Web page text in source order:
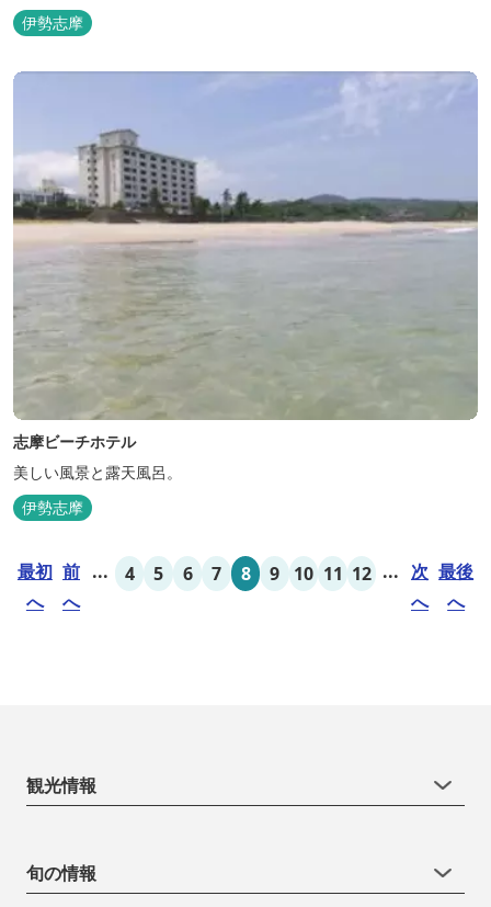
性に人気。
伊勢志摩
志摩ビーチホテル
美しい風景と露天風呂。
伊勢志摩
最初
へ
前
へ
... 4 5 6 7 8 9 10 11 12 ... 次
へ
最後
へ
観光情報
旬の情報